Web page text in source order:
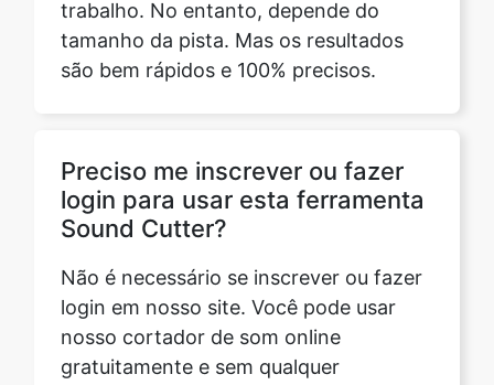
Preciso me inscrever ou fazer
Não é necessário se inscrever ou fazer
login em nosso site. Você pode usar
nosso cortador de som online
gratuitamente e sem qualquer
solicitação de inscrição.